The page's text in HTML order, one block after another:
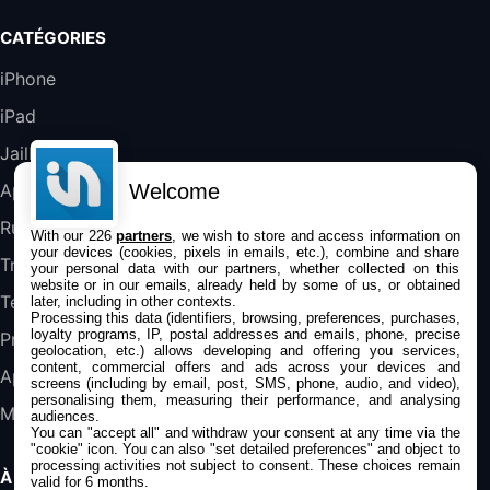
Galaxy S25 FE 6,7\" 5G Nano SIM 128 Go
Blanc
357,4€
Jeu FIFA 20 sur PC (code à télécharger)
45,98€57,99€Rue Du Commerce (Vendeur Tiers)
CATÉGORIES
iPhone
iPad
Jailbreak
Applications
Rumeurs
Trucs & astuces
Tests
Promos
Apple
Mac
À PROPOS
Welcome
With our 226partners , we wish to store and access information on
your devices (cookies, pixels in emails, etc.), combine and share
your personal data with our partners, whether collected on this
website or in our emails, already held by some of us, or obtained
later, including in other contexts.
Processing this data (identifiers, browsing, preferences, purchases,
loyalty programs, IP, postal addresses and emails, phone, precise
geolocation, etc.) allows developing and offering you services,
content, commercial offers and ads across your devices and
screens (including by email, post, SMS, phone, audio, and video),
personalising them, measuring their performance, and analysing
audiences.
You can "accept all" and withdraw your consent at any time via the
"cookie" icon. You can also "set detailed preferences" and object to
processing activities not subject to consent. These choices remain
valid for 6 months.